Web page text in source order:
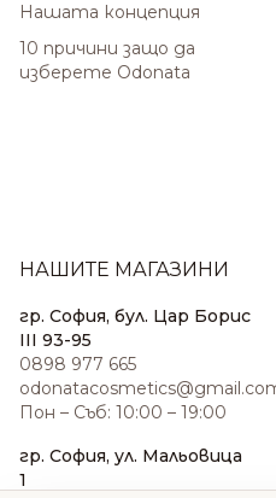
Нашата концепция
10 причини защо да
изберете Odonata
НАШИТЕ МАГАЗИНИ
гр. София, бул. Цар Борис
III 93-95
0898 977 665
Пон – Съб: 10:00 – 19:00
гр. София, ул. Мальовица
1